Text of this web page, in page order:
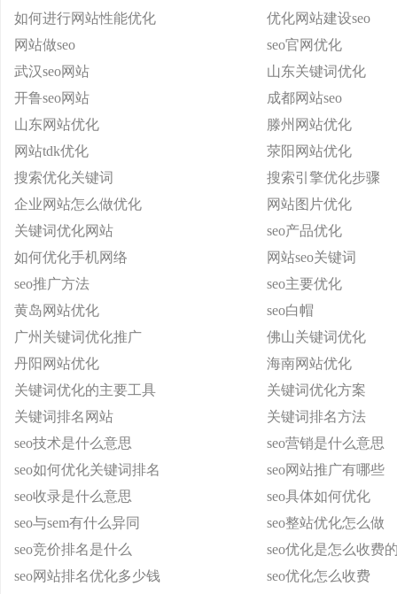
如何进行网站性能优化
优化网站建设seo
网站做seo
seo官网优化
武汉seo网站
山东关键词优化
开鲁seo网站
成都网站seo
山东网站优化
滕州网站优化
网站tdk优化
荥阳网站优化
搜索优化关键词
搜索引擎优化步骤
企业网站怎么做优化
网站图片优化
关键词优化网站
seo产品优化
如何优化手机网络
网站seo关键词
seo推广方法
seo主要优化
黄岛网站优化
seo白帽
广州关键词优化推广
佛山关键词优化
丹阳网站优化
海南网站优化
关键词优化的主要工具
关键词优化方案
关键词排名网站
关键词排名方法
seo技术是什么意思
seo营销是什么意思
seo如何优化关键词排名
seo网站推广有哪些
seo收录是什么意思
seo具体如何优化
seo与sem有什么异同
seo整站优化怎么做
seo竞价排名是什么
seo优化是怎么收费
seo网站排名优化多少钱
seo优化怎么收费